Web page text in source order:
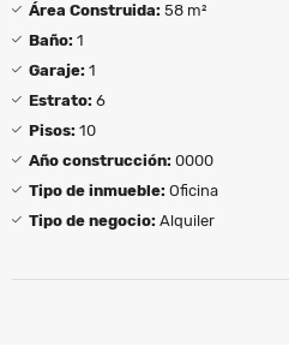
Área Construida: 58 m²
Baño: 1
Garaje: 1
Estrato: 6
Pisos: 10
Año construcción: 0000
Tipo de inmueble: Oficina
Tipo de negocio: Alquiler